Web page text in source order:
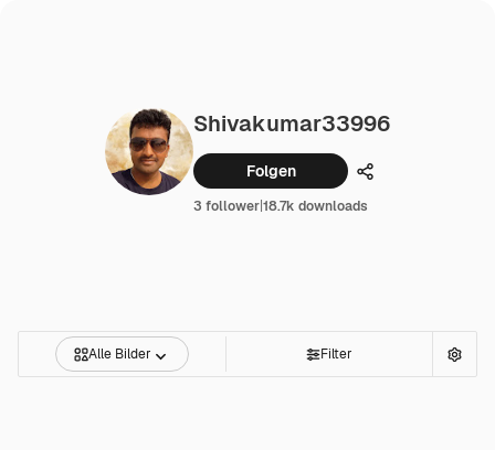
Shivakumar33996
Folgen Teilen
3 follower|18.7k downloads
Alle Bilder Filter